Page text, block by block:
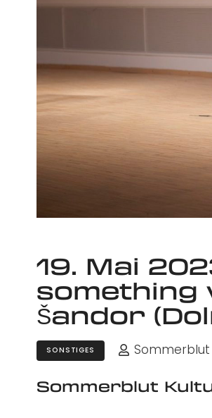
19. Mai
something
Šandor
SONSTIGES Sommerblut
Sommerblut